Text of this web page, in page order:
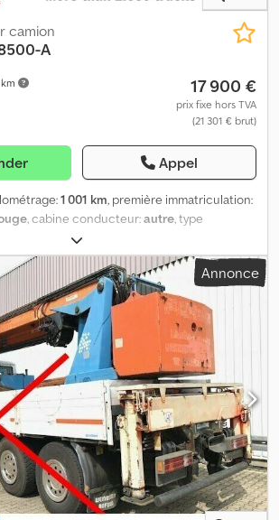
camion
A
17 900 €
prix fixe hors TVA
(21 301 € brut)
Appel
1 001 km, première immatriculation:
, cabine conducteur:autre, type
, Année de construction:
du véhicule : Bovenden, arrêt d'urgence,
pliable, stabilisation hydraulique à 2 points,
Superstructure : Grue Palfinger PK
charge : 4,5 m – 3970 kg, 6,1 m – 2860 kg, 8
Sopfx An Eock Vidéo de la grue :
LES ACCESSOIRES SANS GARANTIE, sous
de vente intermédiaire et d’erreurs !
Annonce